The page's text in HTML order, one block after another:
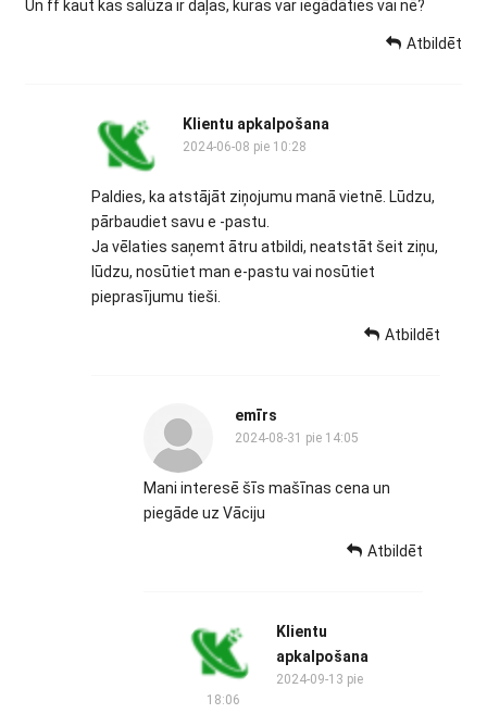
Un ff kaut kas salūza ir daļas, kuras var iegādāties vai nē?
Atbildēt
Klientu apkalpošana
2024-06-08 pie 10:28
Paldies, ka atstājāt ziņojumu manā vietnē. Lūdzu,
pārbaudiet savu e -pastu.
Ja vēlaties saņemt ātru atbildi, neatstāt šeit ziņu,
lūdzu, nosūtiet man e-pastu vai nosūtiet
pieprasījumu tieši.
Atbildēt
emīrs
2024-08-31 pie 14:05
Mani interesē šīs mašīnas cena un
piegāde uz Vāciju
Atbildēt
Klientu
apkalpošana
2024-09-13 pie
18:06